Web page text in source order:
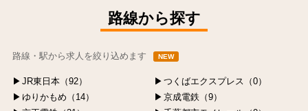
路線から探す
路線・駅から求人を絞り込めます NEW
JR東日本（92）
つくばエクスプレス（0）
ゆりかもめ（14）
京成電鉄（9）